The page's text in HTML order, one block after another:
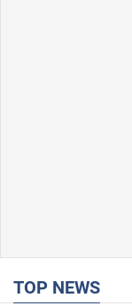
TOP NEWS